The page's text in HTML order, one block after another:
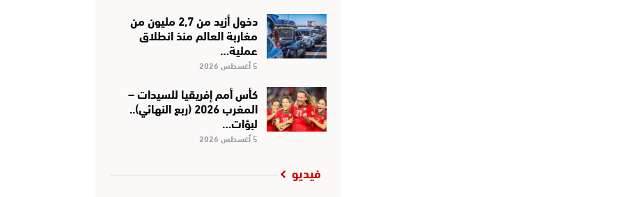
دخول أزيد من 2,7 مليون من
مغاربة العالم منذ انطلاق
عملية…
5 أغسطس 2026
كأس أمم إفريقيا للسيدات –
المغرب 2026 (ربع النهائي)..
لبؤات…
5 أغسطس 2026
فيديو